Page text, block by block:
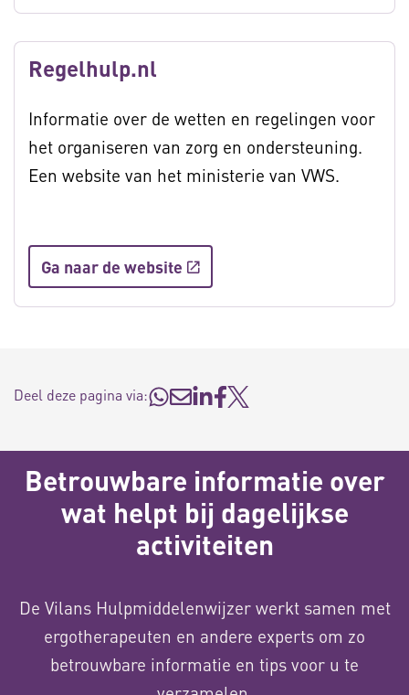
Regelhulp.nl
Informatie over de wetten en regelingen voor
het organiseren van zorg en ondersteuning.
Een website van het ministerie van VWS.
Ga naar de website
Deel deze pagina via:
Betrouwbare informatie over
wat helpt bij dagelijkse
activiteiten
De Vilans Hulpmiddelenwijzer werkt samen met
ergotherapeuten en andere experts om zo
betrouwbare informatie en tips voor u te